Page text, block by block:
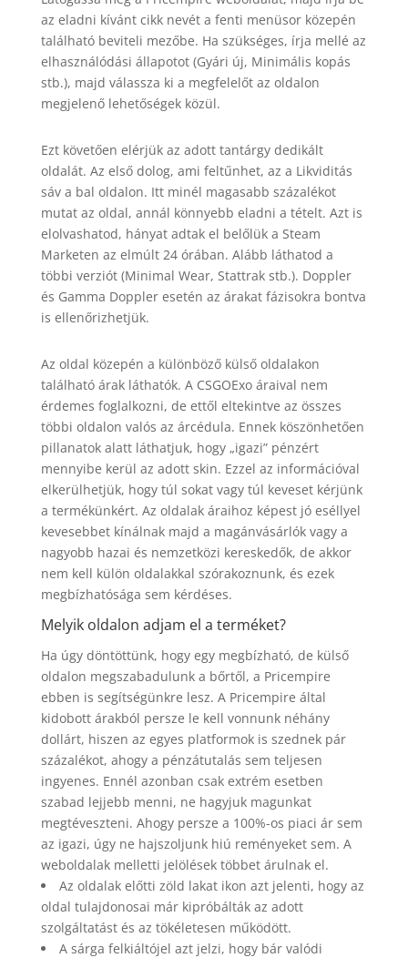
az eladni kívánt cikk nevét a fenti menüsor közepén
található beviteli mezőbe. Ha szükséges, írja mellé az
elhasználódási állapotot (Gyári új, Minimális kopás
stb.), majd válassza ki a megfelelőt az oldalon
megjelenő lehetőségek közül.
Ezt követően elérjük az adott tantárgy dedikált
oldalát. Az első dolog, ami feltűnhet, az a Likviditás
sáv a bal oldalon. Itt minél magasabb százalékot
mutat az oldal, annál könnyebb eladni a tételt. Azt is
elolvashatod, hányat adtak el belőlük a Steam
Marketen az elmúlt 24 órában. Alább láthatod a
többi verziót (Minimal Wear, Stattrak stb.). Doppler
és Gamma Doppler esetén az árakat fázisokra bontva
is ellenőrizhetjük.
Az oldal közepén a különböző külső oldalakon
található árak láthatók. A CSGOExo áraival nem
érdemes foglalkozni, de ettől eltekintve az összes
többi oldalon valós az árcédula. Ennek köszönhetően
pillanatok alatt láthatjuk, hogy „igazi” pénzért
mennyibe kerül az adott skin. Ezzel az információval
elkerülhetjük, hogy túl sokat vagy túl keveset kérjünk
a termékünkért. Az oldalak áraihoz képest jó eséllyel
kevesebbet kínálnak majd a magánvásárlók vagy a
nagyobb hazai és nemzetközi kereskedők, de akkor
nem kell külön oldalakkal szórakoznunk, és ezek
megbízhatósága sem kérdéses.
Melyik oldalon adjam el a terméket?
Ha úgy döntöttünk, hogy egy megbízható, de külső
oldalon megszabadulunk a bőrtől, a Pricempire
ebben is segítségünkre lesz. A Pricempire által
kidobott árakból persze le kell vonnunk néhány
dollárt, hiszen az egyes platformok is szednek pár
százalékot, ahogy a pénzátutalás sem teljesen
ingyenes. Ennél azonban csak extrém esetben
szabad lejjebb menni, ne hagyjuk magunkat
megtéveszteni. Ahogy persze a 100%-os piaci ár sem
az igazi, úgy ne hajszoljunk hiú reményeket sem. A
weboldalak melletti jelölések többet árulnak el.
Az oldalak előtti zöld lakat ikon azt jelenti, hogy az
oldal tulajdonosai már kipróbálták az adott
szolgáltatást és az tökéletesen működött.
A sárga felkiáltójel azt jelzi, hogy bár valódi